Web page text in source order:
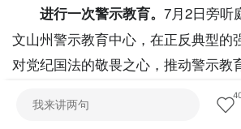
进行一次警示教育。 7月2日旁听
文山州警示教育中心，在正反典型的
对党纪国法的敬畏之心，推动警示教
纷纷表示，作为政研改革干部，要以
清醒头脑，坚守廉洁底线，做到心有